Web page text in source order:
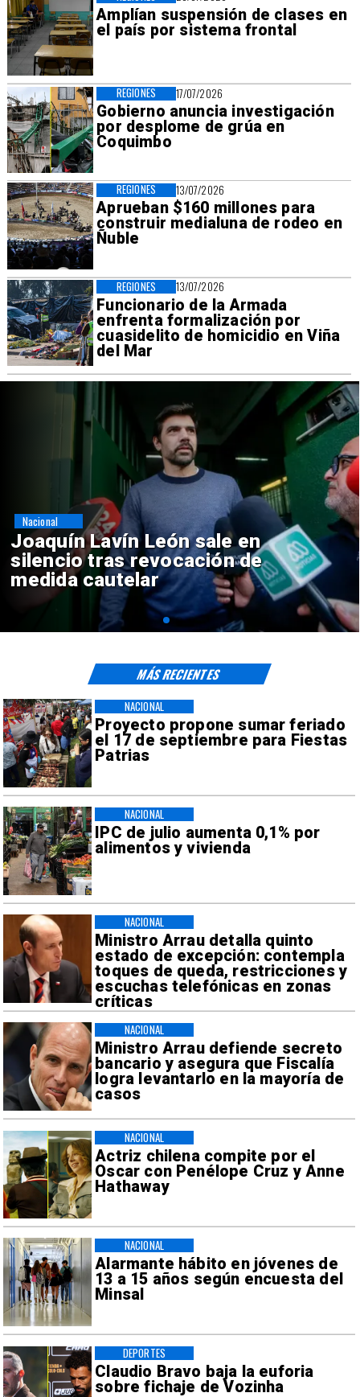
Amplían suspensión de clases en
el país por sistema frontal
17/07/2026
Gobierno anuncia investigación
por desplome de grúa en
Coquimbo
REGIONES
13/07/2026
Aprueban $160 millones para
construir medialuna de rodeo en
Ñuble
REGIONES
13/07/2026
Funcionario de la Armada
enfrenta formalización por
cuasidelito de homicidio en Viña
del Mar
REGIONES
Chile y Venezuela formalizan
reinicio de relaciones
consulares
Nacional
Proyecto propone sumar feriado
el 17 de septiembre para Fiestas
Patrias
NACIONAL
IPC de julio aumenta 0,1% por
alimentos y vivienda
NACIONAL
Ministro Arrau detalla quinto
estado de excepción: contempla
toques de queda, restricciones y
escuchas telefónicas en zonas
críticas
NACIONAL
Ministro Arrau defiende secreto
bancario y asegura que Fiscalía
logra levantarlo en la mayoría de
casos
NACIONAL
Actriz chilena compite por el
Oscar con Penélope Cruz y Anne
Hathaway
NACIONAL
Alarmante hábito en jóvenes de
13 a 15 años según encuesta del
Minsal
NACIONAL
Claudio Bravo baja la euforia
sobre fichaje de Vozinha
DEPORTES
MÁS RECIENTES